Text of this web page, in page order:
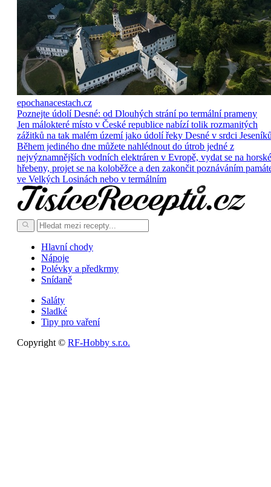
epochanacestach.cz
Poznejte údolí Desné: od Dlouhých strání po termální prameny
Jen málokteré místo v České republice nabízí tolik rozmanitých
zážitků na tak malém území jako údolí řeky Desné v srdci
Během jediného dne můžete nahlédnout do útrob jedné z
nejvýznamnějších vodních elektráren v Evropě, vydat se na horské
hřebeny, projet se na koloběžce a den zakončit poznáváním
ve Velkých Losinách nebo v termálním
Hlavní chody
Nápoje
Polévky a předkrmy
Snídaně
Saláty
Sladké
Tipy pro vaření
Copyright © RF-Hobby s.r.o.